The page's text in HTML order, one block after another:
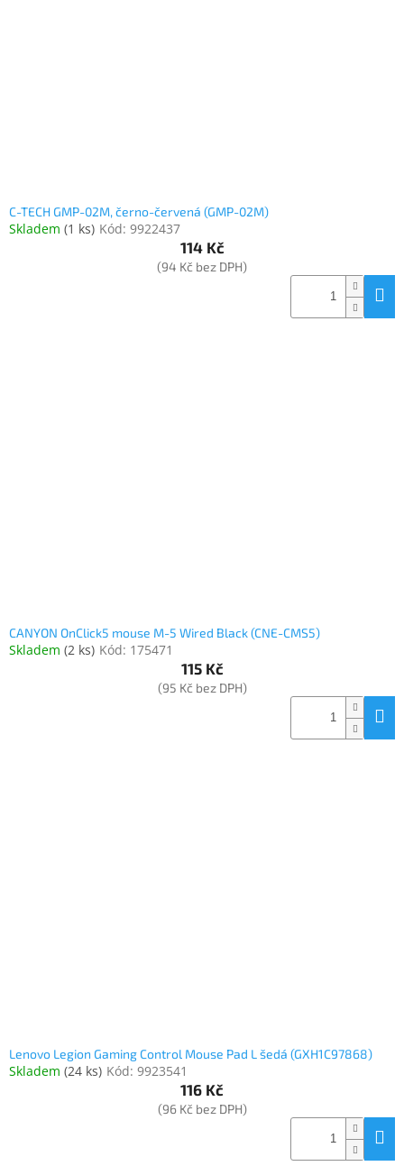
C-TECH GMP-02M, černo-červená (GMP-02M)
Skladem (1 ks) Kód: 9922437
114 Kč
(94 Kč bez DPH)
CANYON OnClick5 mouse M-5 Wired Black (CNE-CMS5)
Skladem (2 ks) Kód: 175471
115 Kč
(95 Kč bez DPH)
Lenovo Legion Gaming Control Mouse Pad L šedá (GXH1C97868)
Skladem (24 ks) Kód: 9923541
116 Kč
(96 Kč bez DPH)